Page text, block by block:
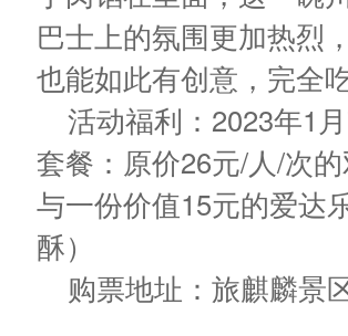
巴士上的氛围更加热烈
也能如此有创意，完全
活动福利：2023年1
套餐：原价26元/人/次
与一份价值15元的爱达
酥）
购票地址：旅麒麟景